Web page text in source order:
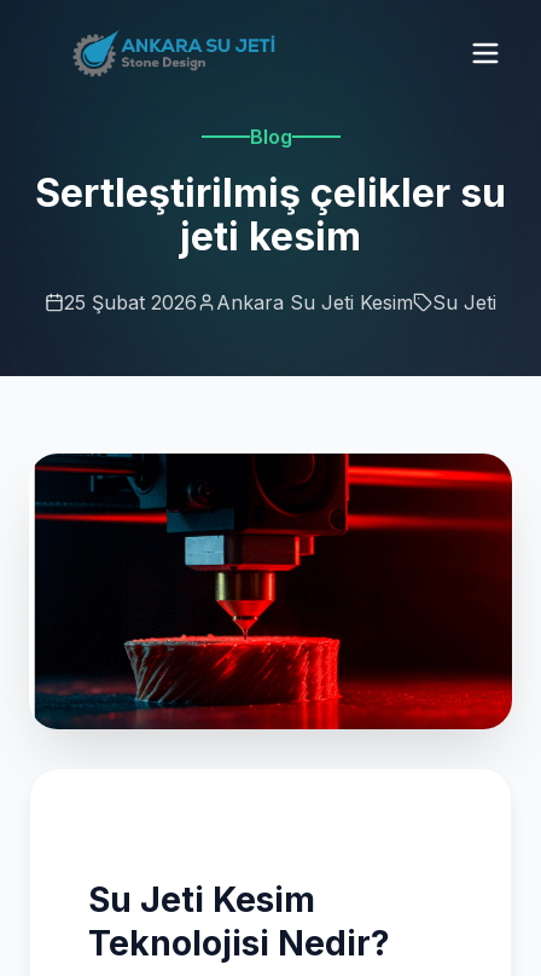
Blog
Sertleştirilmiş çelikler su
jeti kesim
25 Şubat 2026 Ankara Su Jeti Kesim Su Jeti
Su Jeti Kesim
Teknolojisi Nedir?